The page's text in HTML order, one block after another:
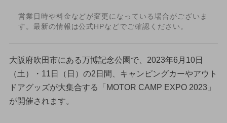
営業日時や料金などが変更になっている場合がございま
す。最新の情報は公式HPなどでご確認ください。
大阪府吹田市にある万博記念公園で、2023年6月10日
（土）・11日（日）の2日間、キャンピングカーやアウト
ドアグッズが大集合する「MOTOR CAMP EXPO 2023」
が開催されます。